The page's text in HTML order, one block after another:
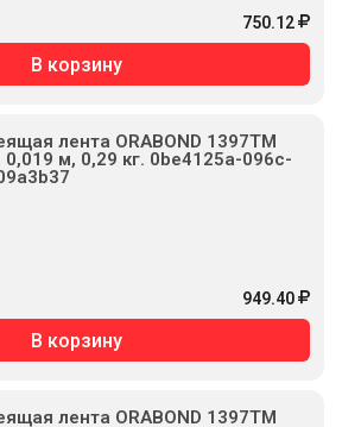
750.12
В корзину
лента ORABOND 1397TM
м, 0,29 кг. 0be4125a-096c-
949.40
В корзину
лента ORABOND 1397TM